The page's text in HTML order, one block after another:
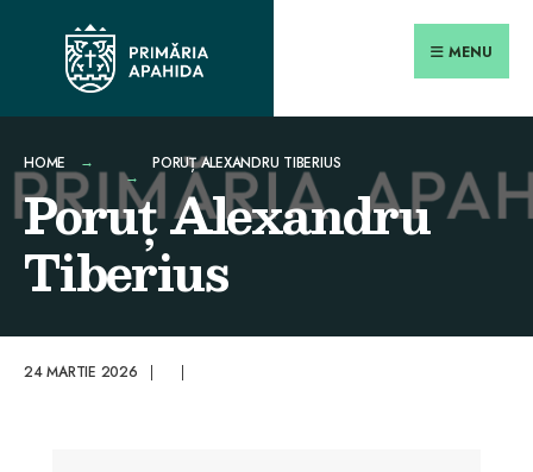
content
MENU
HOME PORUȚ ALEXANDRU TIBERIUS
Poruț Alexandru
Tiberius
24 MARTIE 2026 | |
for:
Close